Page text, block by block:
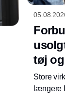
tøj
Store
længere